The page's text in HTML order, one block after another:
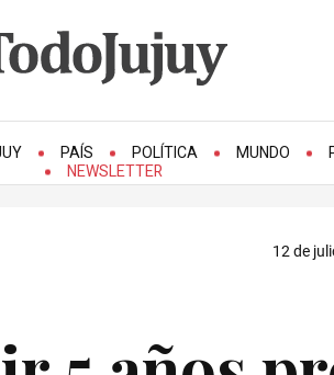
PAÍS POLÍTICA MUNDO
NEWSLETTER
12 de